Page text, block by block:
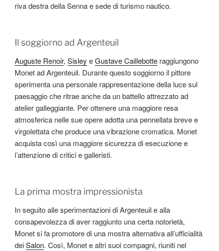
riva destra della Senna e sede di turismo nautico.
Il soggiorno ad Argenteuil
Auguste Renoir, Sisley eGustave Caillebotte raggiungono
Monet ad Argenteuil. Durante questo soggiorno il pittore
sperimenta una personale rappresentazione della luce sul
paesaggio che ritrae anche da un battello attrezzato ad
atelier galleggiante. Per ottenere una maggiore resa
atmosferica nelle sue opere adotta una pennellata breve e
virgolettata che produce una vibrazione cromatica. Monet
acquista così una maggiore sicurezza di esecuzione e
l’attenzione di critici e galleristi.
La prima mostra impressionista
In seguito alle sperimentazioni di Argenteuil e alla
consapevolezza di aver raggiunto una certa notorietà,
Monet si fa promotore di una mostra alternativa all’ufficialità
deiSalon. Così, Monet e altri suoi compagni, riuniti nel